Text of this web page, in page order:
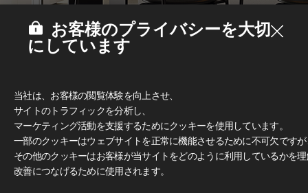
Deco Film
お客様のプライバシーを大切
にしています
当社は、お客様の閲覧体験を向上させ、
サイトのトラフィックを分析し、
マーケティング活動を支援するためにクッキーを使用しています。
一部のクッキーはウェブサイトを正常に機能させるために不可欠です
その他のクッキーはお客様が当サイトをどのように利用しているかを
改善につなげるために使用されます。